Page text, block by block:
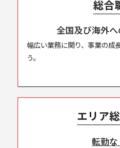
総合
全国及び海外へ
幅広い業務に関り、事業の成
う。
エリア
転勤な